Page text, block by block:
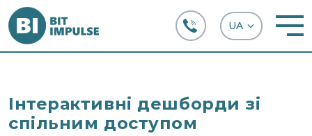
Інтерактивні дешборди зі
спільним доступом